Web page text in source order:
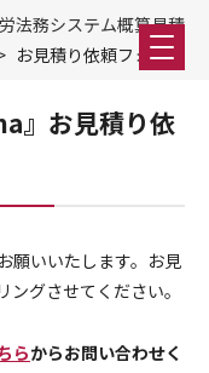
法務システム概算見積
お見積り依頼フォーム
』お見積り依
願いいたします。お見
グさせてください。
らからお問い合わせく